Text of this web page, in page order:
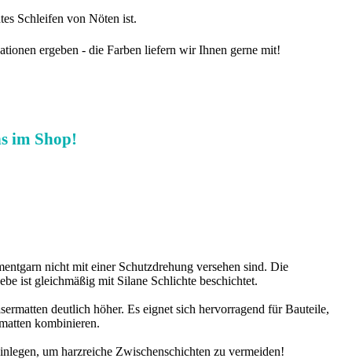
Schleifen von Nöten ist.
ergeben - die Farben liefern wir Ihnen gerne mit!
im Shop!
nicht mit einer Schutzdrehung versehen sind. Die
ist gleichmäßig mit Silane Schlichte beschichtet.
deutlich höher. Es eignet sich hervorragend für Bauteile,
kombinieren.
um harzreiche Zwischenschichten zu vermeiden!